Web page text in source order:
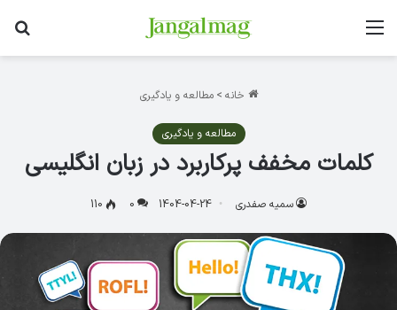
منو
خانه > مطالعه و یادگیری
مطالعه و یادگیری
کلمات مخفف پرکاربرد در زبان انگلیسی
سمیه صفدری 1404-04-24
0
110